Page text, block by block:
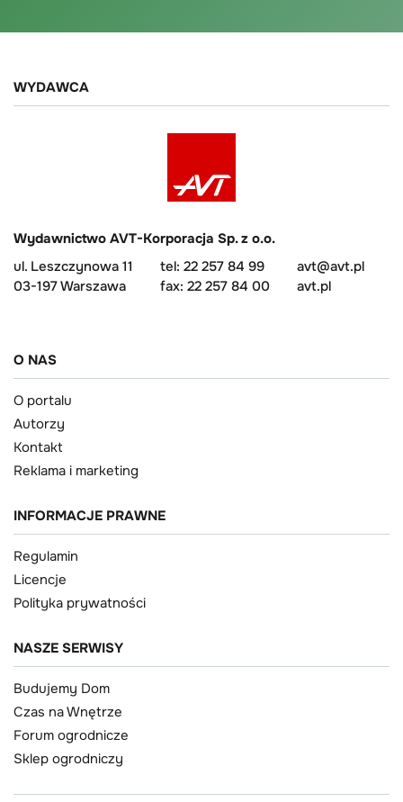
WYDAWCA
Wydawnictwo AVT-Korporacja Sp. z o.o.
ul. Leszczynowa 11
03-197 Warszawa
tel: 22 257 84 99
fax: 22 257 84 00
avt@avt.pl
avt.pl
O NAS
O portalu
Autorzy
Kontakt
Reklama i marketing
INFORMACJE PRAWNE
Regulamin
Licencje
Polityka prywatności
NASZE SERWISY
Budujemy Dom
Czas na Wnętrze
Forum ogrodnicze
Sklep ogrodniczy